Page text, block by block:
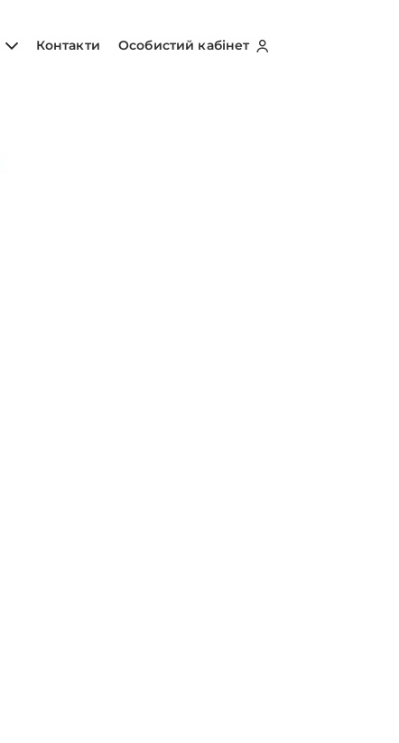
Контакти Особистий кабінет